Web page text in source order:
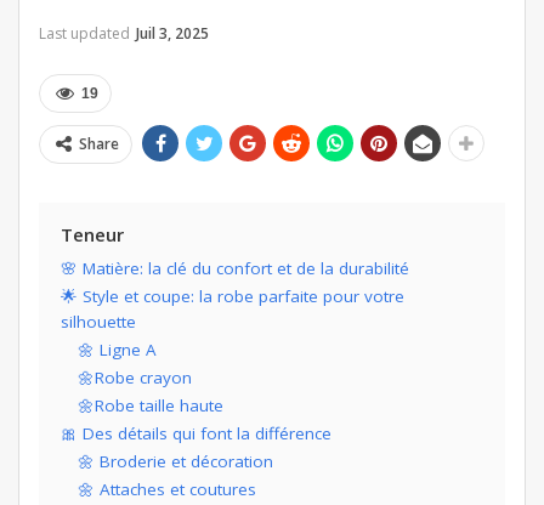
Last updated Juil 3, 2025
19
Share
Teneur
🌸 Matière: la clé du confort et de la durabilité
🌟 Style et coupe: la robe parfaite pour votre
silhouette
🌼 Ligne A
🌼Robe crayon
🌼Robe taille haute
🎀 Des détails qui font la différence
🌼 Broderie et décoration
🌼 Attaches et coutures